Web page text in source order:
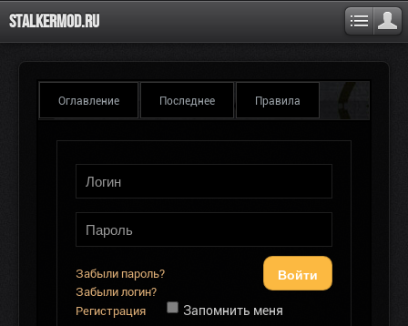
Stalkermod.ru
Оглавление Последнее Правила
Войти
Забыли пароль?
Забыли логин?
Регистрация
Запомнить меня